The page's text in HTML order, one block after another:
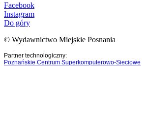
Facebook
Instagram
Do góry
© Wydawnictwo Miejskie Posnania
Partner technologiczny:
Poznańskie Centrum Superkomputerowo-Sieciowe